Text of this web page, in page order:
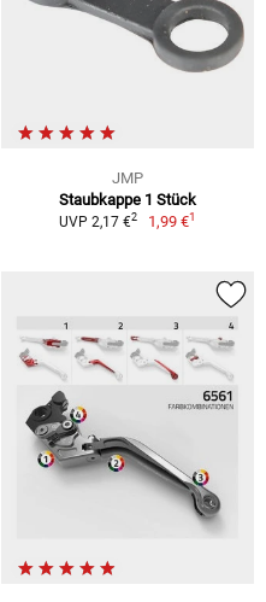
JMP
Staubkappe 1 Stück
UVP 2,17 €2 1,99 €1